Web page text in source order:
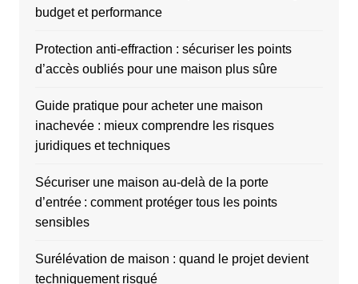
budget et performance
Protection anti-effraction : sécuriser les points
d’accès oubliés pour une maison plus sûre
Guide pratique pour acheter une maison
inachevée : mieux comprendre les risques
juridiques et techniques
Sécuriser une maison au-delà de la porte
d’entrée : comment protéger tous les points
sensibles
Surélévation de maison : quand le projet devient
techniquement risqué